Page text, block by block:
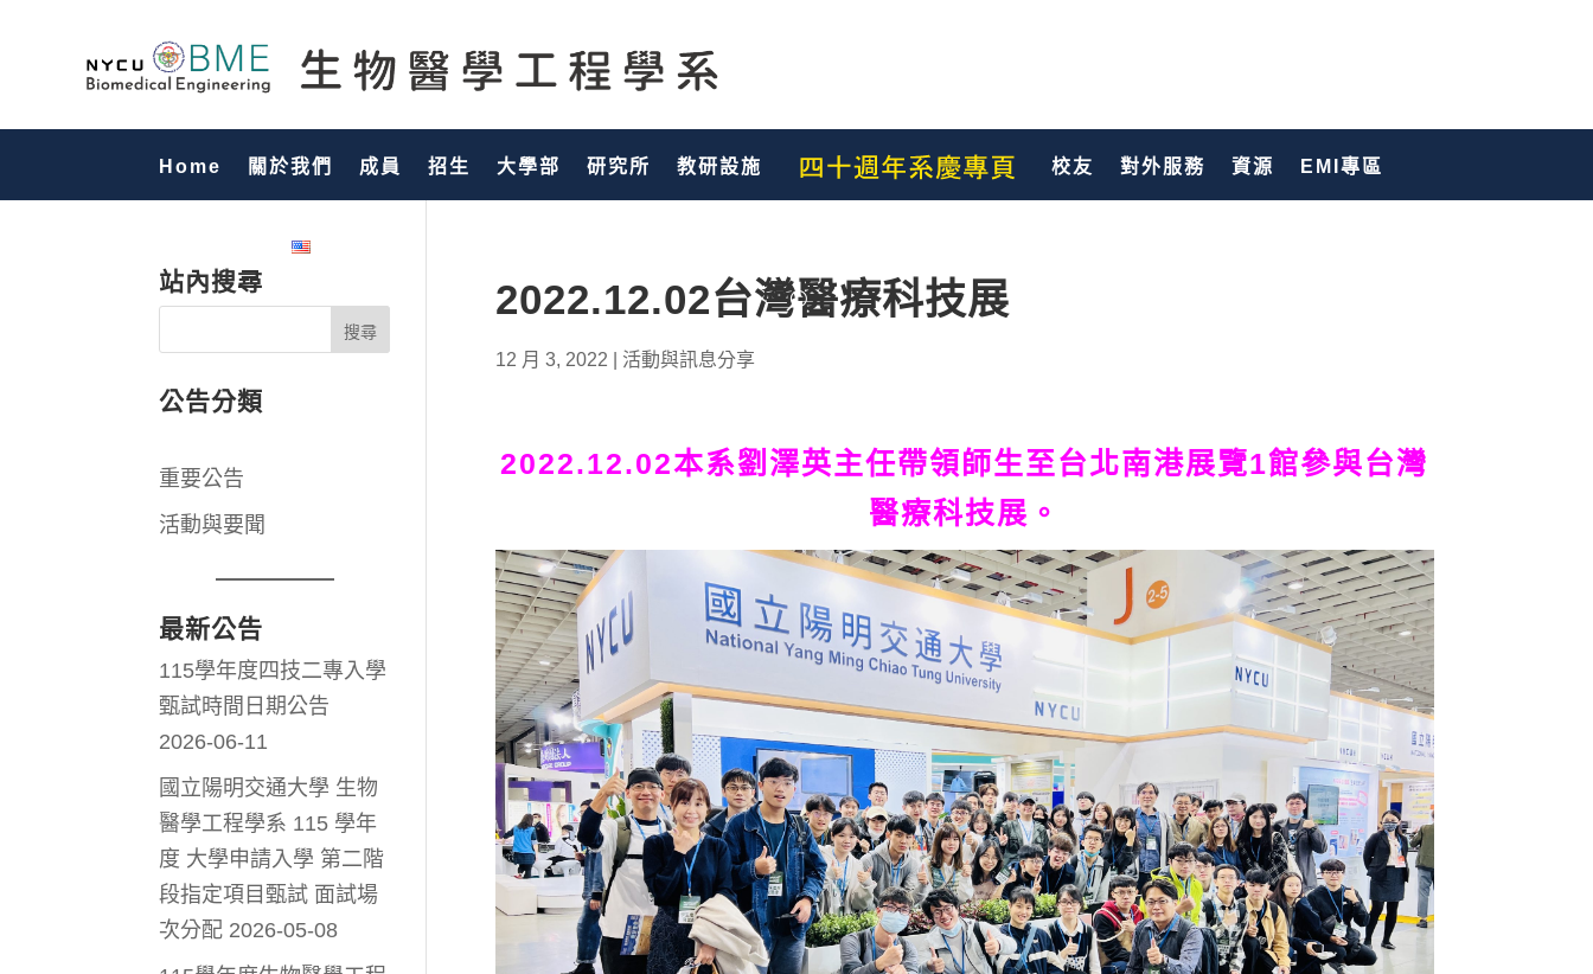
Home 關於我們 成員 招生 大學部 研究所 教研設施 校友 對外服務 資源 EMI專區
2022.12.02台灣醫療科技展
12 月 3, 2022 活動與訊息分享
2022.12.02本系劉澤英主任帶領師生至台北南港展覽1館參與台灣
醫療科技展。
站內搜尋
公告分類
重要公告
活動與要聞
最新公告
115學年度四技二專入學
甄試時間日期公告
2026-06-11
國立陽明交通大學 生物
醫學工程學系 115 學年
度 大學申請入學 第二階
段指定項目甄試 面試場
次分配 2026-05-08